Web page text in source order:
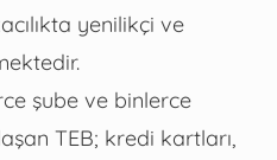
yenilikçi ve
şube ve binlerce
TEB; kredi kartları,